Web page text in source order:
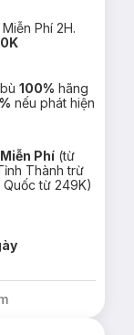
Phí 2H.
bù100% hãng
nếu phát hiện
Phí (từ
Thành trừ
từ 249K)